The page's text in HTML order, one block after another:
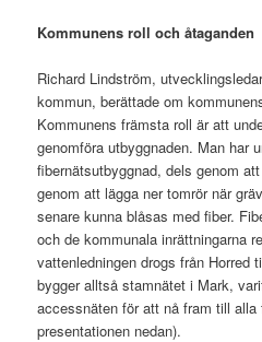
Kommunens roll och åtaganden
Richard Lindström,
kommun, berättade om
Kommunens främsta roll är att
genomföra utbyggnaden. Man har
fibernätsutbyggnad, dels genom
genom att lägga ner tomrör när
senare kunna blåsas med fiber.
och de kommunala inrättningarna
vattenledningen drogs från Horred
bygger alltså stamnätet i Mark,
accessnäten för att nå fram till
presentationen nedan).